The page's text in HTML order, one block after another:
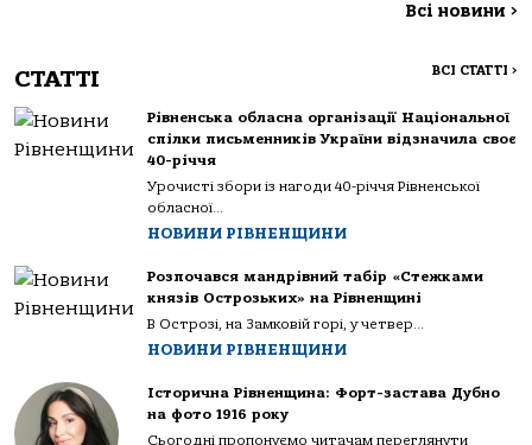
Всі новини >
СТАТТІ ВСІ СТАТТІ >
Рівненська обласна організації Національної
спілки письменників України відзначила своє
40-річчя
Урочисті збори із нагоди 40-річчя Рівненської
обласної...
НОВИНИ РІВНЕНЩИНИ
Розпочався мандрівний табір «Стежками
князів Острозьких» на Рівненщині
В Острозі, на Замковій горі, у четвер...
НОВИНИ РІВНЕНЩИНИ
Історична Рівненщина: Форт-застава Дубно
на фото 1916 року
Сьогодні пропонуємо читачам переглянути